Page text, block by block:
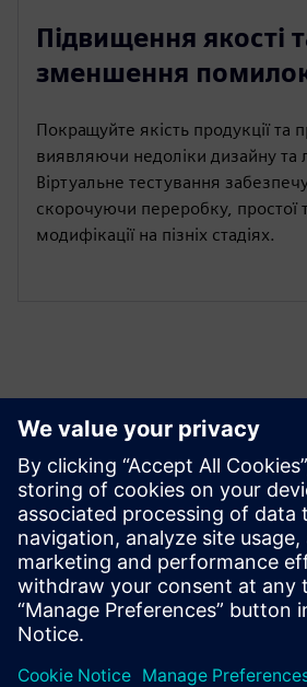
Підвищення якості
зменшення
Покращуйте якість продукції та
виявляючи недоліки дизайну та
Віртуальне тестування
скорочуючи переробку, простої
модифікації на пізніх стадіях.
Ресурси й
продукти
Додаткова
Masmec - Продукт цифровий